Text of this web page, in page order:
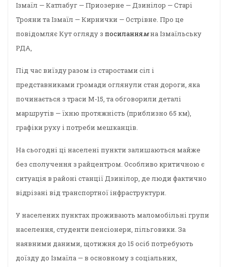
Ізмаїл — Катлабуг — Приозерне — Дзинілор — Старі
Трояни та Ізмаїл — Кирнички — Острівне. Про це
повідомляє Кут огляду з посиланнямна Ізмаїльську
РДА,
Під час виїзду разом із старостами сіл і
представниками громади оглянули стан дороги, яка
починається з траси М-15, та обговорили деталі
маршрутів — їхню протяжність (приблизно 65 км),
графіки руху і потреби мешканців.
На сьогодні ці населені пункти залишаються майже
без сполучення з райцентром. Особливо критичною є
ситуація в районі станції Дзинілор, де люди фактично
відрізані від транспортної інфраструктури.
У населених пунктах проживають маломобільні групи
населення, студенти пенсіонери, пільговики. За
наявними даними, щотижня до 15 осіб потребують
доїзду до Ізмаїла — в основному з соціальних,